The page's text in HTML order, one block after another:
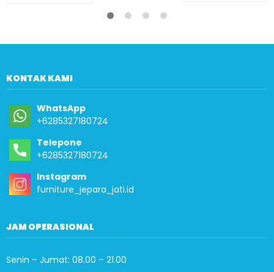
KONTAK KAMI
WhatsApp
+6285327180724
Telepone
+6285327180724
Instagram
furniture_jepara_jati.id
JAM OPERASIONAL
Senin – Jumat: 08.00 – 21.00